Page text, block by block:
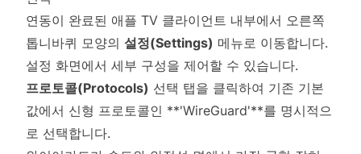
연동이 완료된 애플 TV 클라이언트 내부에서 오른쪽
톱니바퀴 모양의 설정(Settings) 메뉴로 이동합니다.
설정 화면에서 세부 구성을 제어할 수 있습니다.
프로토콜(Protocols) 선택 탭을 클릭하여 기존 기본
값에서 신형 프로토콜인 **'WireGuard'**를 명시적으
로 선택합니다.